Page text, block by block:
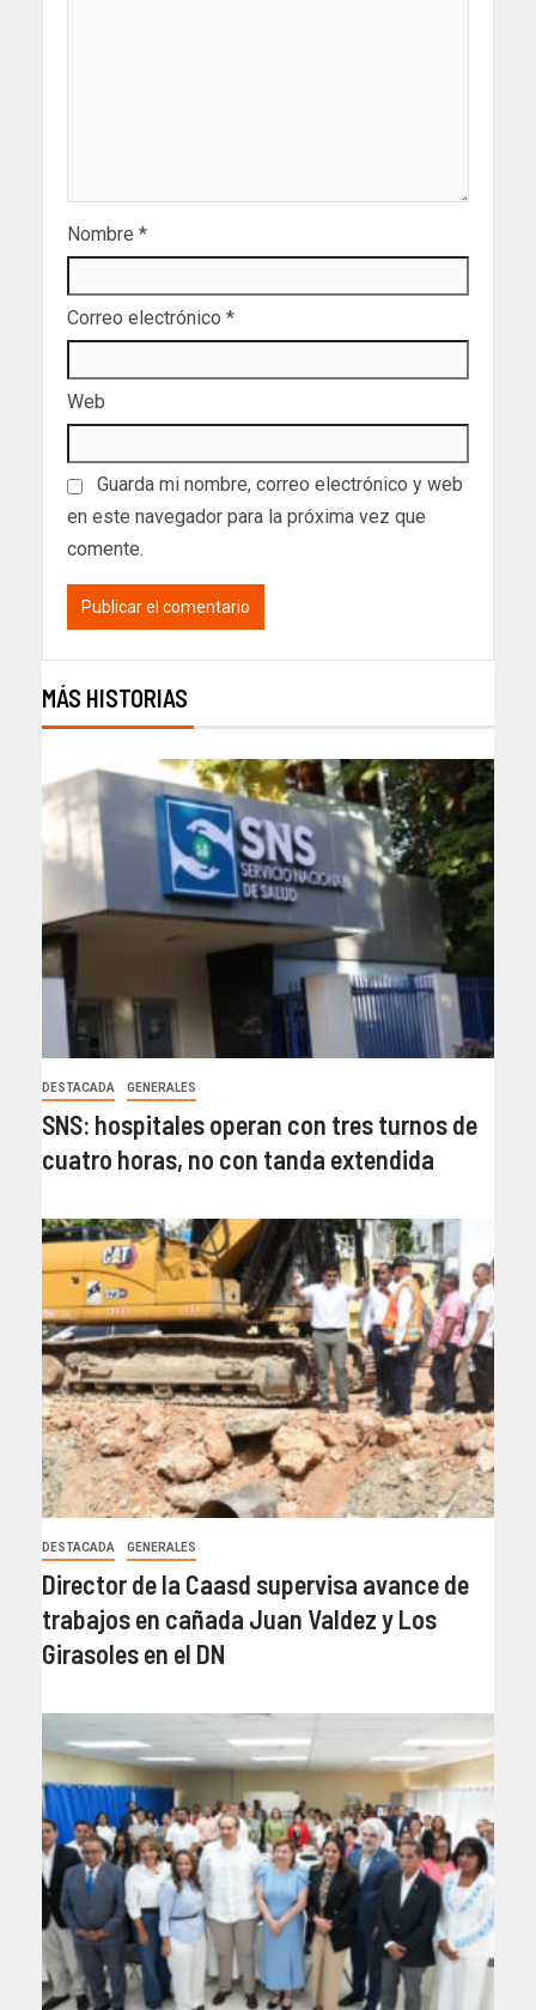
Nombre *
Correo electrónico *
Web
Guarda mi nombre, correo electrónico y web
en este navegador para la próxima vez que
comente.
MÁS HISTORIAS
DESTACADA GENERALES
SNS: hospitales operan con tres turnos de
cuatro horas, no con tanda extendida
DESTACADA GENERALES
Director de la Caasd supervisa avance de
trabajos en cañada Juan Valdez y Los
Girasoles en el DN